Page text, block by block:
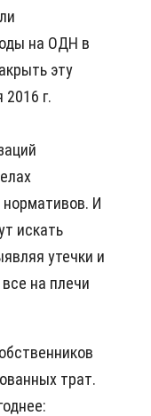
на ОДН в
эту
2016 г.
И
искать
утечки и
на плечи
трат.